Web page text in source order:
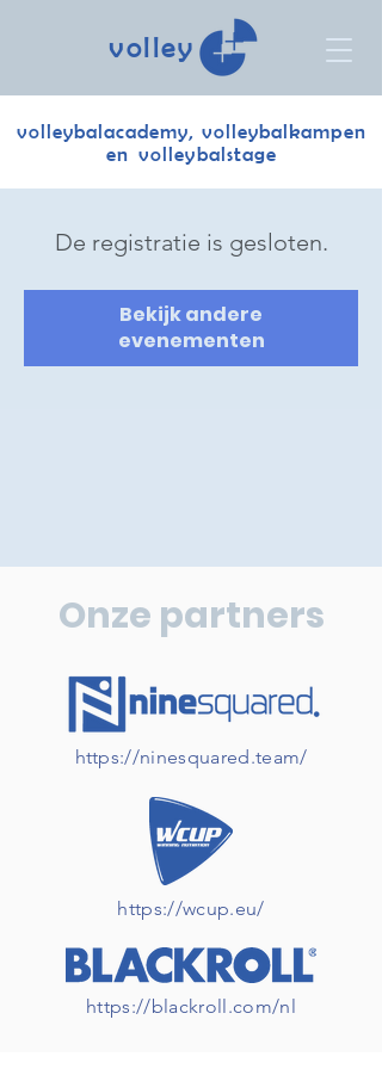
volley
volleybalacademy, volleybalkampen
en volleybalstage
De registratie is gesloten.
Bekijk andere
evenementen
Onze partners
https://ninesquared.team/
https://wcup.eu/
https://blackroll.com/nl